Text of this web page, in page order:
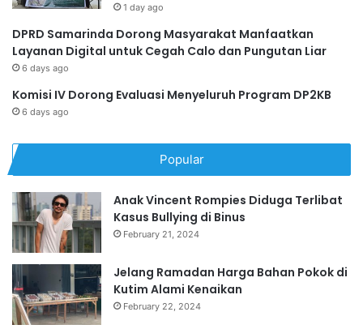
1 day ago
DPRD Samarinda Dorong Masyarakat Manfaatkan
Layanan Digital untuk Cegah Calo dan Pungutan Liar
6 days ago
Komisi IV Dorong Evaluasi Menyeluruh Program DP2KB
6 days ago
Popular
Anak Vincent Rompies Diduga Terlibat
Kasus Bullying di Binus
February 21, 2024
Jelang Ramadan Harga Bahan Pokok di
Kutim Alami Kenaikan
February 22, 2024